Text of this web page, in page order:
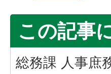
この記事
総務課 人事庶